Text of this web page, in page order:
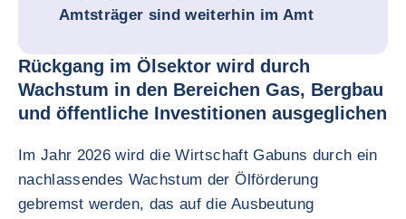
Amtsträger sind weiterhin im Amt
Rückgang im Ölsektor wird durch
Wachstum in den Bereichen Gas, Bergbau
und öffentliche Investitionen ausgeglichen
Im Jahr 2026 wird die Wirtschaft Gabuns durch ein
nachlassendes Wachstum der Ölförderung
gebremst werden, das auf die Ausbeutung